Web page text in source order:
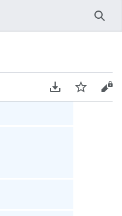
検索
PDFをダウンロ
ウォッチソ